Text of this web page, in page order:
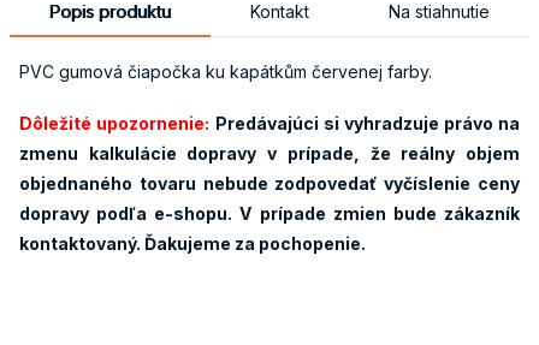
Popis produktu Kontakt Na stiahnutie
PVC gumová čiapočka ku kapátkům červenej farby.
Dôležité upozornenie: Predávajúci si vyhradzuje právo na
zmenu kalkulácie dopravy v prípade, že reálny objem
objednaného tovaru nebude zodpovedať vyčíslenie ceny
dopravy podľa e-shopu. V prípade zmien bude zákazník
kontaktovaný. Ďakujeme za pochopenie.